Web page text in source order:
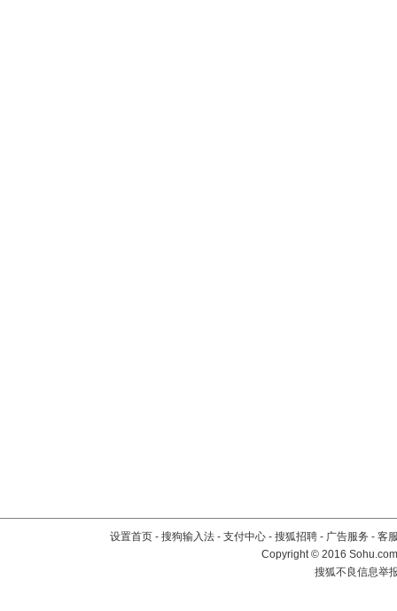
设置首页 - 搜狗输入法 - 支付中心 - 搜狐招聘 - 广告服务 - 客
Copyright©2016
搜狐不良信息举